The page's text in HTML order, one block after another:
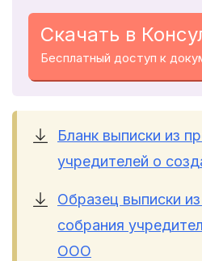
Скачать в
Бесплатный доступ к
Бланк выписки из
учредителей о
Образец выписки
собрания
ООО